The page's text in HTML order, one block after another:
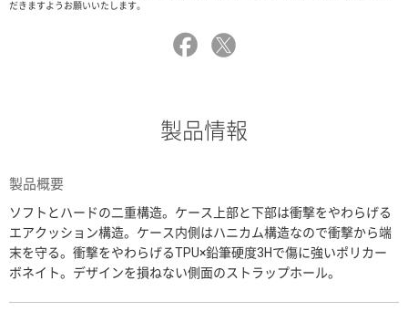
だきますようお願いいたします。
製品情報
製品概要
ソフトとハードの二重構造。ケース上部と下部は衝撃をやわらげる
エアクッション構造。ケース内側はハニカム構造なので衝撃から端
末を守る。衝撃をやわらげるTPU×鉛筆硬度3Hで傷に強いポリカー
ボネイト。デザインを損ねない側面のストラップホール。